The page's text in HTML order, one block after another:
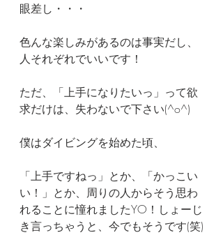
眼差し・・・
色んな楽しみがあるのは事実だし、
人それぞれでいいです！
ただ、「上手になりたいっ」って欲
求だけは、失わないで下さい(^o^)
僕はダイビングを始めた頃、
「上手ですねっ」とか、「かっこい
い！」とか、周りの人からそう思わ
れることに憧れましたYO！しょーじ
き言っちゃうと、今でもそうです(笑)